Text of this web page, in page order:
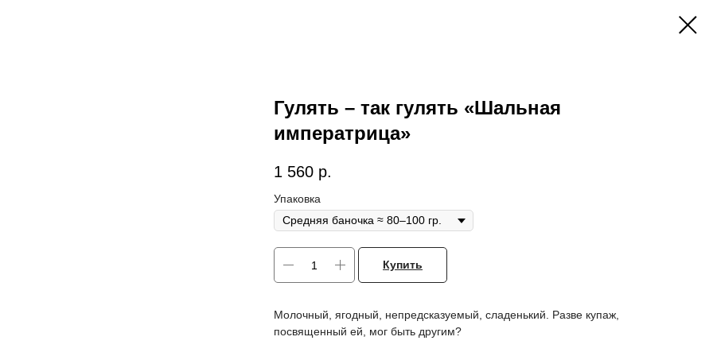
Гулять – так гулять «Шальная
императрица»
1 560 р.
Упаковка
Купить
Молочный, ягодный, непредсказуемый, сладенький. Разве купаж,
посвященный ей, мог быть другим?